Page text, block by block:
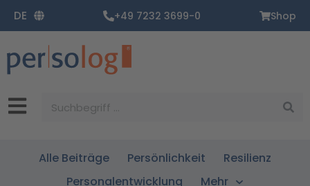
Inhalt
springen
DE +49 7232 3699-0 Shop
Alle Beiträge Persönlichkeit
Resilienz
Personalentwicklung
Mehr